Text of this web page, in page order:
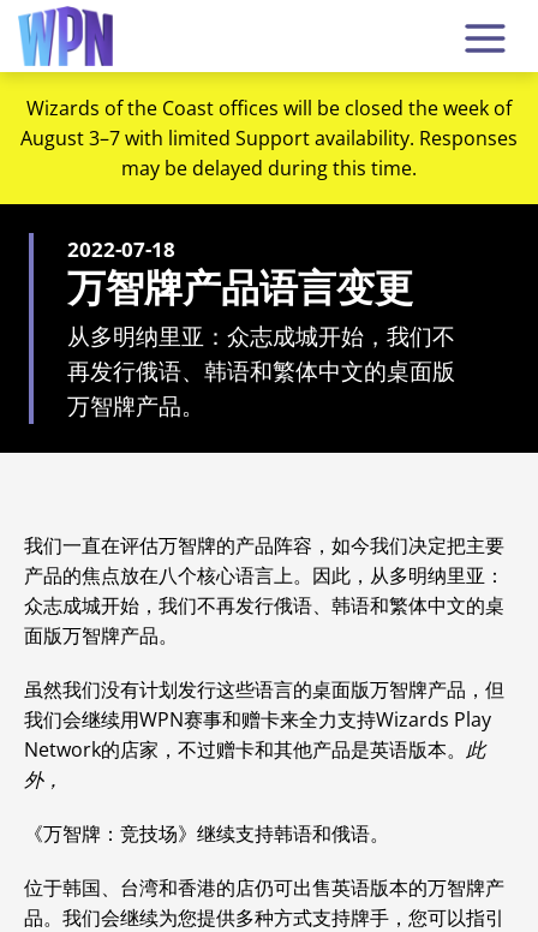
Wizards of the Coast offices will be closed the week of
August 3–7 with limited Support availability. Responses
may be delayed during this time.
2022-07-18
万智牌产品语言变更
从多明纳里亚：众志成城开始，我们不
再发行俄语、韩语和繁体中文的桌面版
万智牌产品。
我们一直在评估万智牌的产品阵容，如今我们决定把主要
产品的焦点放在八个核心语言上。 因此，从多明纳里亚：
众志成城开始，我们不再发行俄语、韩语和繁体中文的桌
面版万智牌产品。
虽然我们没有计划发行这些语言的桌面版万智牌产品，但
我们会继续用WPN赛事和赠卡来全力支持Wizards Play
Network的店家，不过赠卡和其他产品是英语版本。 此
外，
《万智牌：竞技场》继续支持韩语和俄语。
位于韩国、台湾和香港的店仍可出售英语版本的万智牌产
品。我们会继续为您提供多种方式支持牌手，您可以指引